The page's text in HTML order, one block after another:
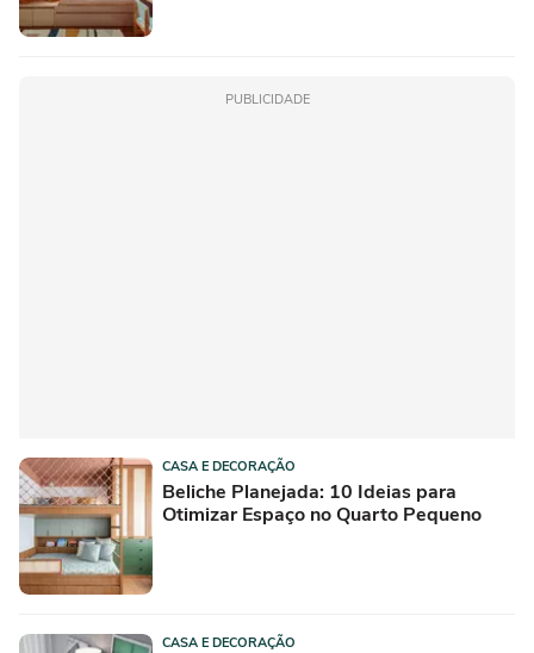
PUBLICIDADE
CASA E DECORAÇÃO
Beliche Planejada: 10 Ideias para
Otimizar Espaço no Quarto Pequeno
CASA E DECORAÇÃO